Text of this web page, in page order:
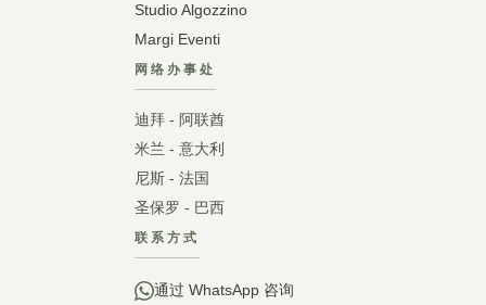
Studio Algozzino
Margi Eventi
网络办事处
迪拜 - 阿联酋
米兰 - 意大利
尼斯 - 法国
圣保罗 - 巴西
联系方式
通过 WhatsApp 咨询